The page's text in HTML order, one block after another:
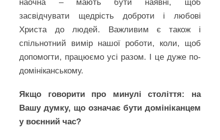
наочна – мають бути наявні, щоб
засвідчувати щедрість доброти і любові
Христа до людей. Важливим є також і
спільнотний вимір нашої роботи, коли, щоб
допомогти, працюємо усі разом. І це дуже по-
домініканському.
Якщо говорити про минулі століття: на
Вашу думку, що означає бути домініканцем
у воєнний час?